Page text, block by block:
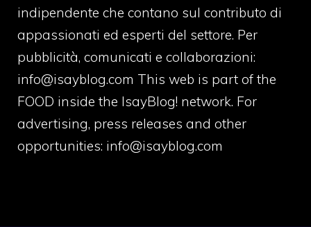
indipendente che contano sul contributo di
appassionati ed esperti del settore. Per
pubblicità, comunicati e collaborazioni:
info@isayblog.com This web is part of the
FOOD inside the IsayBlog! network. For
advertising, press releases and other
opportunities: info@isayblog.com